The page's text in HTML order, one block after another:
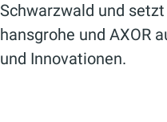
Schwarzwald und
hansgrohe und AXOR
und Innovationen.